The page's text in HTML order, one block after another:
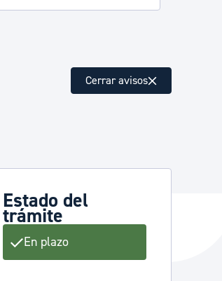
Cerrar avisos
Estado del
trámite
En plazo